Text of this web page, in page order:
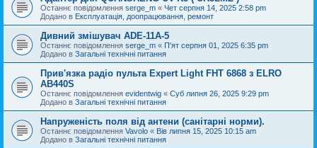
Останнє повідомлення serge_m « Чет серпня 14, 2025 2:58 pm
Додано в Експлуатація, доопрацювання, ремонт
Дивний змішувач ADE-11A-5
Останнє повідомлення serge_m « П'ят серпня 01, 2025 6:35 pm
Додано в Загальні технічні питання
Прив'язка радіо пульта Expert Light FHT 6868 з ELRO
AB440S
Останнє повідомлення evidentwig « Суб липня 26, 2025 9:29 pm
Додано в Загальні технічні питання
Напруженість поля від антени (санітарні норми).
Останнє повідомлення Vavolo « Вів липня 15, 2025 10:15 am
Додано в Загальні технічні питання